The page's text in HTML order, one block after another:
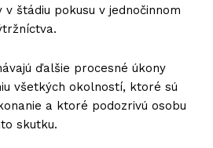
štádiu pokusu v jednočinnom
ďalšie procesné úkony
všetkých okolností, ktoré sú
a ktoré podozrivú osobu
skutku.